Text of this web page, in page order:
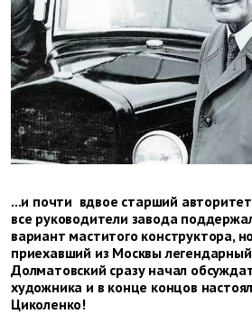
...и почти вдвое старший
все руководители завода
вариант маститого конструктора,
приехавший из Москвы
Долматовский сразу начал
художника и в конце концов
Циколенко!